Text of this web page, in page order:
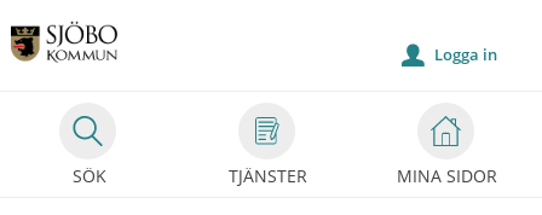
Välkommen
till
kommun
SÖK TJÄNSTER MINA SIDOR
u Logga in